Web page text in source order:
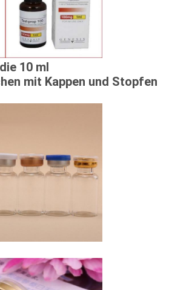
10 ml
mit Kappen und Stopfen